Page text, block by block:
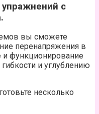
с
вы сможете
перенапряжения в
и функционирование
и углублению
несколько